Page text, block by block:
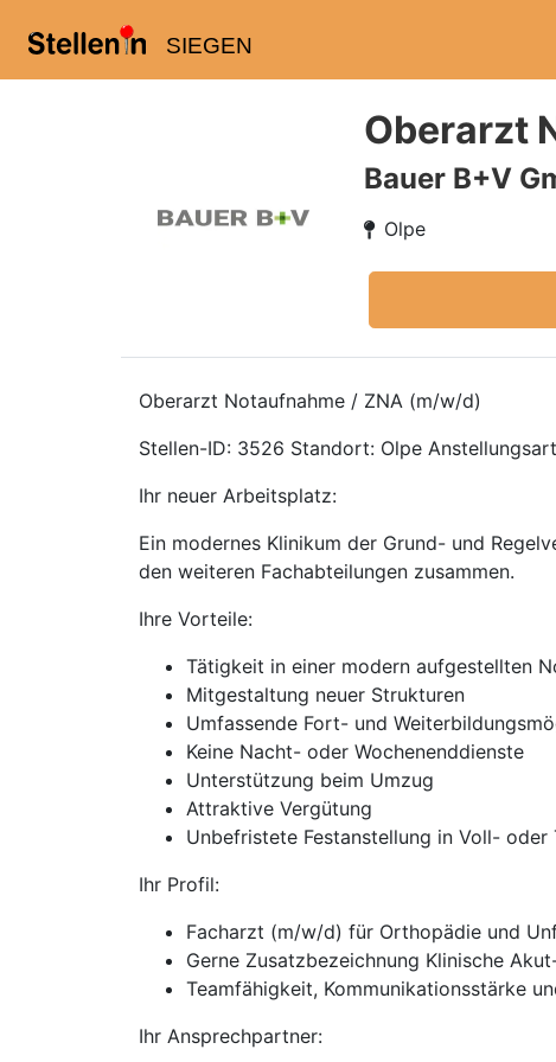
SIEGEN
Oberarzt
Bauer B+V
Olpe
Oberarzt Notaufnahme / ZNA (m/w/d)
Stellen-ID: 3526 Standort: Olpe
Ihr neuer Arbeitsplatz:
Ein modernes Klinikum der Grund- und
den weiteren Fachabteilungen zusammen.
Ihre Vorteile:
Tätigkeit in einer modern aufgestellten
Mitgestaltung neuer Strukturen
Umfassende Fort- und
Keine Nacht- oder Wochenenddienste
Unterstützung beim Umzug
Attraktive Vergütung
Unbefristete Festanstellung in Voll- oder
Ihr Profil:
Facharzt (m/w/d) für Orthopädie und
Gerne Zusatzbezeichnung Klinische
Teamfähigkeit, Kommunikationsstärke
Ihr Ansprechpartner: